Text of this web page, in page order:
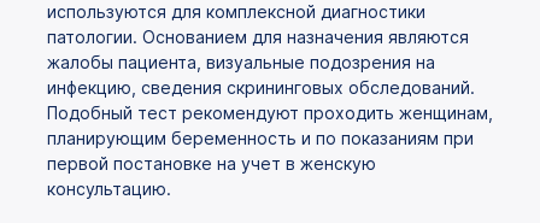
используются для комплексной диагностики
патологии. Основанием для назначения являются
жалобы пациента, визуальные подозрения на
инфекцию, сведения скрининговых обследований.
Подобный тест рекомендуют проходить женщинам,
планирующим беременность и по показаниям при
первой постановке на учет в женскую
консультацию.